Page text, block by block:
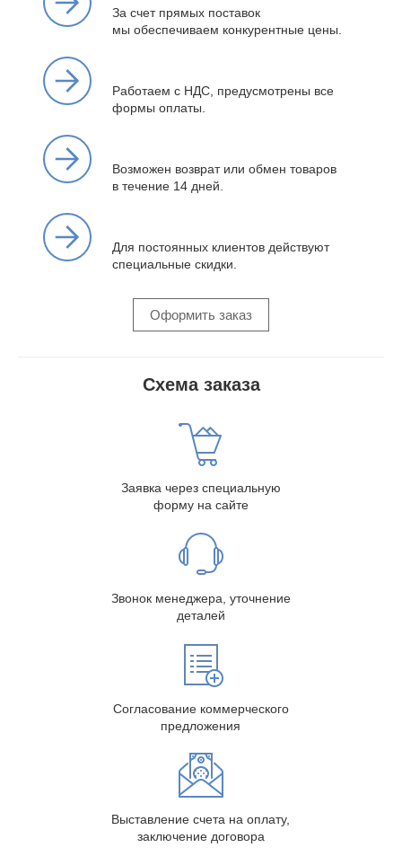
За счет прямых поставок
мы обеспечиваем конкурентные цены.
Работаем с НДС, предусмотрены все
формы оплаты.
Возможен возврат или обмен товаров
в течение 14 дней.
Для постоянных клиентов действуют
специальные скидки.
Оформить заказ
Схема заказа
Заявка через специальную
форму на сайте
Звонок менеджера, уточнение
деталей
Согласование коммерческого
предложения
Выставление счета на оплату,
заключение договора